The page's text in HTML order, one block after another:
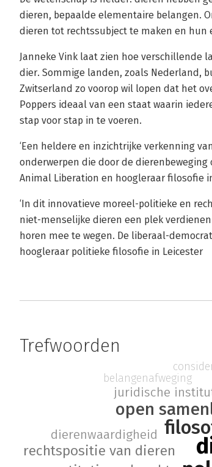
dieren, bepaalde elementaire belangen.
dieren tot rechtssubject te maken en
Janneke Vink laat zien hoe verschillende
dier. Sommige landen, zoals Nederland,
Zwitserland zo voorop wil lopen dat het
Poppers ideaal van een staat waarin
stap voor stap in te voeren.
‘Een heldere en inzichtrijke verkenning
onderwerpen die door de dierenbeweging
Animal Liberation en hoogleraar filosofie
‘In dit innovatieve moreel-politieke en
niet-menselijke dieren een plek
horen mee te wegen. De liberaal-
hoogleraar politieke filosofie in Leicester
Trefwoorden
open
rechtspositie van dieren
juridische
dierenwaardigheid
belangenafweging